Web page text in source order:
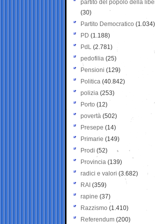
partito del popolo della
(30)
Partito Democratico (1.034)
PD (1.188)
PdL (2.781)
pedofilia (25)
Pensioni (129)
Politica (40.842)
polizia (253)
Porto (12)
povertà (502)
Presepe (14)
Primarie (149)
Prodi (52)
Provincia (139)
radici e valori (3.682)
RAI (359)
rapine (37)
Razzismo (1.410)
Referendum (200)